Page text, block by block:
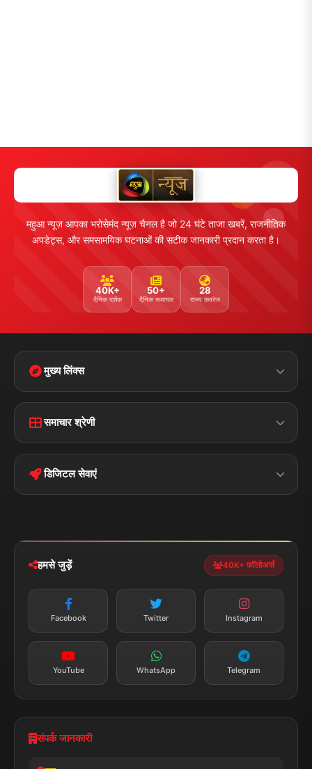
महुआ न्यूज़ आपका भरोसेमंद न्यूज़ चैनल है जो 24 घंटे ताजा खबरें, राजनीतिक
अपडेट्स, और समसामयिक घटनाओं की सटीक जानकारी प्रदान करता है।
40K+
दैनिक दर्शक
50+
दैनिक समाचार
28
राज्य कवरेज
मुख्य लिंक्स
Home Contact Us
Terms &
Conditions
Privacy Policy
समाचार श्रेणी
बिहार क्राइम
पॉलिटिकल झारखण्ड
डिजिटल सेवाएं
न्यूज़ अलर्ट
तत्काल अपडेट
सब्सक्राइब करें
हमसे जुड़ें 40K+ फॉलोअर्स
Facebook Twitter Instagram
YouTube WhatsApp Telegram
संपर्क जानकारी